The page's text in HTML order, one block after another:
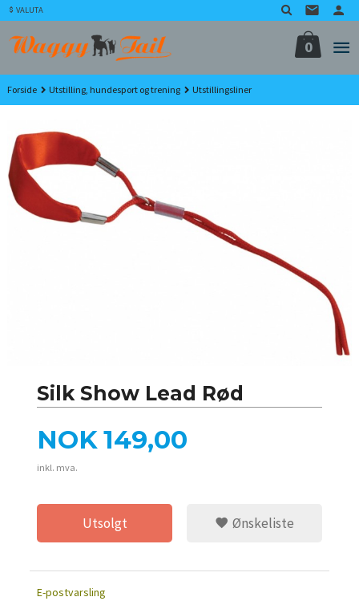
Gå
til
innholdet
VALUTA
0
Forside Utstilling, hundesport og trening Utstillingsliner
Silk Show Lead Rød
Pris
NOK149,00
inkl. mva.
Utsolgt Ønskeliste
E-postvarsling